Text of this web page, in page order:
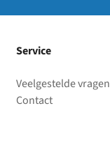
Service
Veelgestelde vragen
Contact